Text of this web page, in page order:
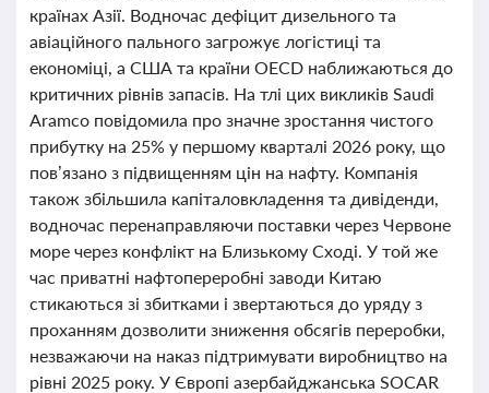
країнах Азії. Водночас дефіцит дизельного та
авіаційного пального загрожує логістиці та
економіці, а США та країни OECD наближаються до
критичних рівнів запасів. На тлі цих викликів Saudi
Aramco повідомила про значне зростання чистого
прибутку на 25% у першому кварталі 2026 року, що
пов’язано з підвищенням цін на нафту. Компанія
також збільшила капіталовкладення та дивіденди,
водночас перенаправляючи поставки через Червоне
море через конфлікт на Близькому Сході. У той же
час приватні нафтопереробні заводи Китаю
стикаються зі збитками і звертаються до уряду з
проханням дозволити зниження обсягів переробки,
незважаючи на наказ підтримувати виробництво на
рівні 2025 року. У Європі азербайджанська SOCAR